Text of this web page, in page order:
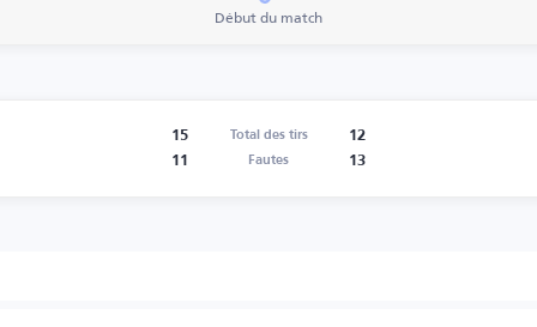
Début du match
15 Total des tirs
12
11
Fautes 13